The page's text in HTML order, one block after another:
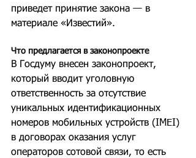
приведет принятие закона — в
материале «Известий».
Что предлагается в законопроекте
В Госдуму внесен законопроект,
который вводит уголовную
ответственность за отсутствие
уникальных идентификационных
номеров мобильных устройств (IMEI)
в договорах оказания услуг
операторов сотовой связи, то есть